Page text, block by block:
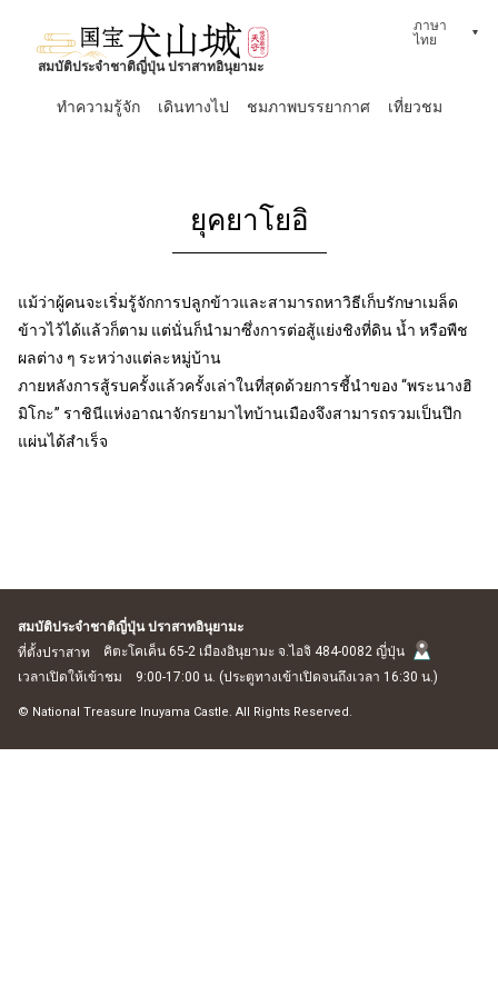
สมบัติประจำชาติญี่ปุ่น ปราสาทอินุยามะ
ทำความรู้จัก เดินทางไป ชมภาพบรรยากาศ เที่ยวชม
ภาษา
ไทย
ยุคยาโยอิ
แม้ว่าผู้คนจะเริ่มรู้จักการปลูกข้าวและสามารถหาวิธีเก็บรักษาเมล็ด
ข้าวไว้ได้แล้วก็ตาม แต่นั่นก็นำมาซึ่งการต่อสู้แย่งชิงที่ดิน น้ำ หรือพืช
ผลต่าง ๆ ระหว่างแต่ละหมู่บ้าน
ภายหลังการสู้รบครั้งแล้วครั้งเล่าในที่สุดด้วยการชี้นำของ “พระนางฮิ
มิโกะ” ราชินีแห่งอาณาจักรยามาไทบ้านเมืองจึงสามารถรวมเป็นปึก
แผ่นได้สำเร็จ
สมบัติประจำชาติญี่ปุ่น ปราสาทอินุยามะ
ที่ตั้งปราสาท
คิตะโคเค็น 65-2 เมืองอินุยามะ จ.ไอจิ 484-0082 ญี่ปุ่น
เวลาเปิดให้เข้าชม
9:00-17:00 น. (ประตูทางเข้าเปิดจนถึงเวลา 16:30 น.)
© National Treasure Inuyama Castle. All Rights Reserved.